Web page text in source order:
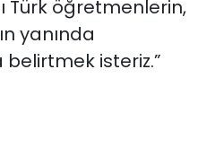
Türk öğretmenlerin,
yanında
isteriz.”